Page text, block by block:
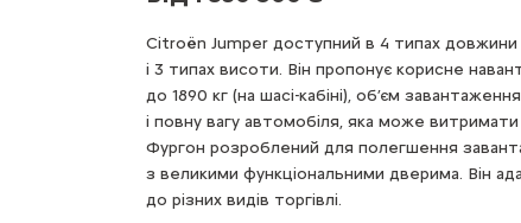
Citroën Jumper доступний в 4 типах довжини
і 3 типах висоти. Він пропонує корисне
до 1890 кг (на шасі-кабіні), об’єм
і повну вагу автомобіля, яка може
Фургон розроблений для полегшення
з великими функціональними дверима. Він
до різних видів торгівлі.